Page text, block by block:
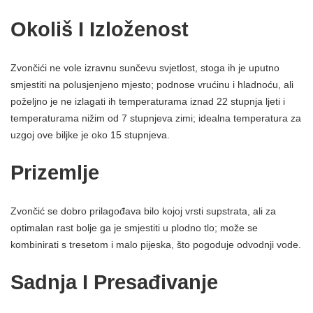
Okoliš I Izloženost
Zvončići ne vole izravnu sunčevu svjetlost, stoga ih je uputno
smjestiti na polusjenjeno mjesto; podnose vrućinu i hladnoću, ali
poželjno je ne izlagati ih temperaturama iznad 22 stupnja ljeti i
temperaturama nižim od 7 stupnjeva zimi; idealna temperatura za
uzgoj ove biljke je oko 15 stupnjeva.
Prizemlje
Zvončić se dobro prilagođava bilo kojoj vrsti supstrata, ali za
optimalan rast bolje ga je smjestiti u plodno tlo; može se
kombinirati s tresetom i malo pijeska, što pogoduje odvodnji vode.
Sadnja I Presađivanje